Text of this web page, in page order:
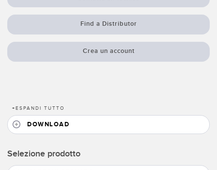
SOFTWARE
Software interfaccia utente sensore
Sensori con IO-Link
Find a Distributor
Crea un account
+ESPANDI TUTTO
DOWNLOAD
Selezione prodotto